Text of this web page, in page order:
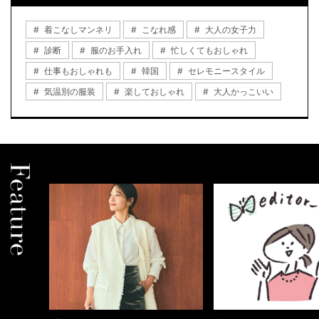
着こなしマンネリ こなれ感
大人の女子力
診断
服のお手入れ
忙しくてもおしゃれ
仕事もおしゃれも
韓国
セレモニースタイル
気温別の服装
楽しておしゃれ 大人かっこいい